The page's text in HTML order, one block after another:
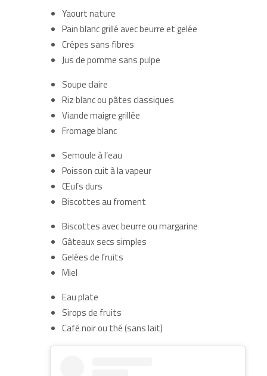
Yaourt nature
Pain blanc grillé avec beurre et gelée
Crêpes sans fibres
Jus de pomme sans pulpe
Soupe claire
Riz blanc ou pâtes classiques
Viande maigre grillée
Fromage blanc
Semoule à l’eau
Poisson cuit à la vapeur
Œufs durs
Biscottes au froment
Biscottes avec beurre ou margarine
Gâteaux secs simples
Gelées de fruits
Miel
Eau plate
Sirops de fruits
Café noir ou thé (sans lait)